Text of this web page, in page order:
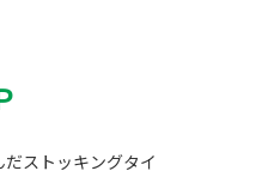
ストッキングタイ